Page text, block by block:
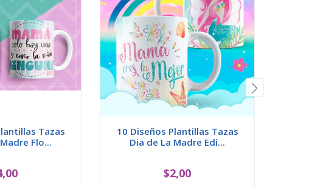
Tazas
Flo...
10 Diseños Plantillas Tazas
Dia de La Madre Edi...
$2,00